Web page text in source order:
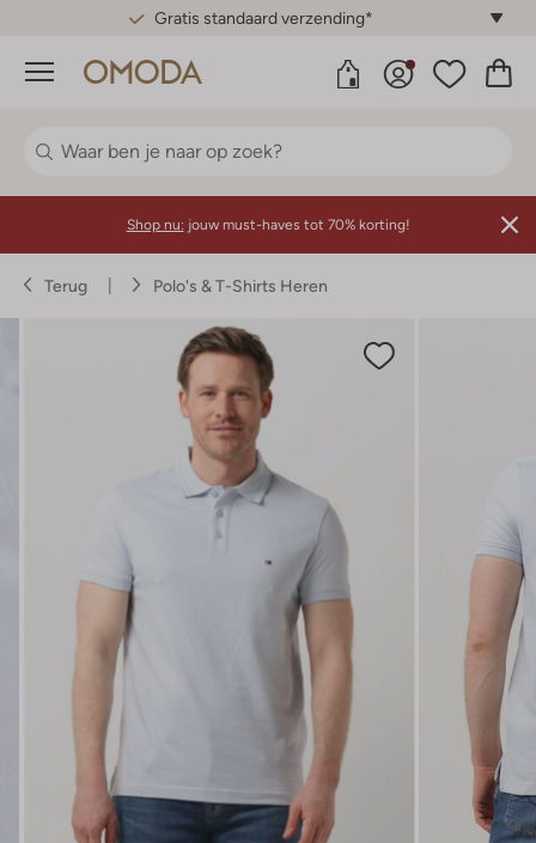
Gratis standaard verzending*
Menu
Shop nu: jouw must-haves tot 70% korting!
Terug Polo's & T-Shirts Heren